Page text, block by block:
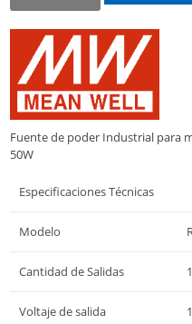
Fuente de poder Industrial para
50W
Especificaciones Técnicas
Modelo
Cantidad de Salidas
Voltaje de salida